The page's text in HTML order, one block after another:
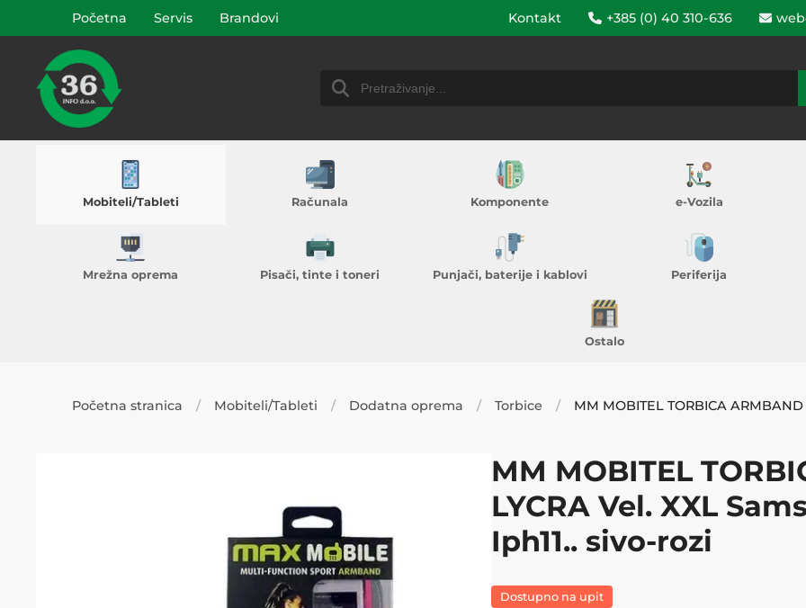
Početna Servis Brandovi Kontakt +385 (0) 40 310-636
Mobiteli/Tableti Računala Komponente e-Vozila
Mrežna oprema Pisači, tinte i toneri Punjači, baterije i kablovi Periferija
Ostalo
Početna stranica Mobiteli/Tableti Dodatna oprema Torbice
MM MOBITEL
LYCRA Vel. XXL
Iph11.. sivo-rozi
Dostupno na upit